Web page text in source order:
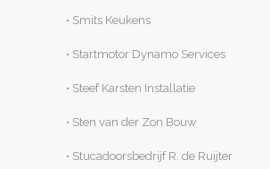
• Smits Keukens
• Startmotor Dynamo Services
• Steef Karsten Installatie
• Sten van der Zon Bouw
• Stucadoorsbedrijf R. de Ruijter